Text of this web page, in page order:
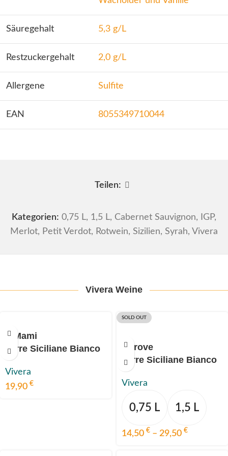
Säuregehalt 5,3 g/L
Restzuckergehalt 2,0 g/L
Allergene Sulfite
EAN 8055349710044
Teilen:
Kategorien: 0,75 L, 1,5 L, Cabernet Sauvignon, IGP,
Merlot, Petit Verdot, Rotwein, Sizilien, Syrah, Vivera
Vivera Weine
A’Mami
Terre Siciliane Bianco
2020 BIO, VIVERA
Vivera
19,90 €
SOLD OUT
Altrove
Terre Siciliane Bianco
2023 BIO, VIVERA
Vivera
0,75 L 1,5 L
14,50 € – 29,50 €